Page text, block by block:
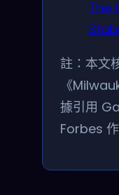
The
註：本文
《
據引用
Forbes